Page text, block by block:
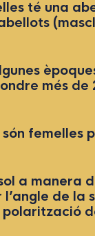
té una
més de
són femelles
a manera
de la